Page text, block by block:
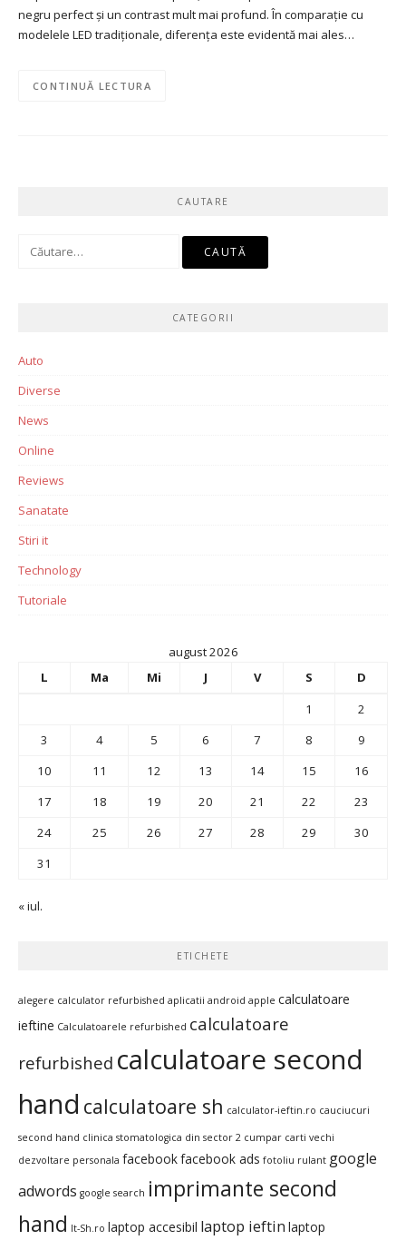
negru perfect și un contrast mult mai profund. În comparație cu
modelele LED tradiționale, diferența este evidentă mai ales…
CONTINUĂ LECTURA
CAUTARE
Caută
CATEGORII
Auto
Diverse
News
Online
Reviews
Sanatate
Stiri it
Technology
Tutoriale
august 2026
L
Ma Mi J V S
D
1
2
3
4 5 6 7 8
9
10
11 12 13 14 15
16
17
18 19 20 21 22
23
24
25 26 27 28 29
30
31
« iul.
ETICHETE
alegere calculator refurbished aplicatii android apple calculatoare
ieftine Calculatoarele refurbished calculatoare
refurbished calculatoare second
hand calculatoare sh calculator-ieftin.ro cauciucuri
second hand clinica stomatologica din sector 2 cumpar carti vechi
dezvoltare personala facebookfacebook ads fotoliu rulant google
adwords google search imprimante second
hand It-Sh.ro laptop accesibil laptop ieftin laptop